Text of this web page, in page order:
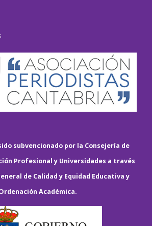
subvencionado por la Consejería de
Profesional y Universidades a través
de Calidad y Equidad Educativa y
Académica.